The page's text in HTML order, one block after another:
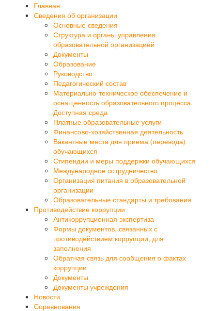
Главная
Сведения об организации
Основные сведения
Структура и органы управления
образовательной организацией
Документы
Образование
Руководство
Педагогический состав
Материально-техническое обеспечение и
оснащенность образовательного процесса.
Доступная среда
Платные образовательные услуги
Финансово-хозяйственная деятельность
Вакантные места для приема (перевода)
обучающихся
Стипендии и меры поддержки обучающихся
Международное сотрудничество
Организация питания в образовательной
организации
Образовательные стандарты и требования
Противодействие коррупции
Антикоррупционная экспертиза
Формы документов, связанных с
противодействием коррупции, для
заполнения
Обратная связь для сообщения о фактах
коррупции
Документы
Документы учреждения
Новости
Соревнования